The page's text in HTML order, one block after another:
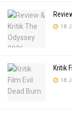
18
Kritik
18